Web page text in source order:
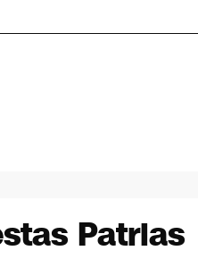
Patrias